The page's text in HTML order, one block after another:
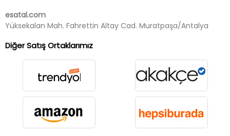
esatal.com
Yüksekalan Mah. Fahrettin Altay Cad. Muratpaşa/Antalya
Diğer Satış Ortaklarımız